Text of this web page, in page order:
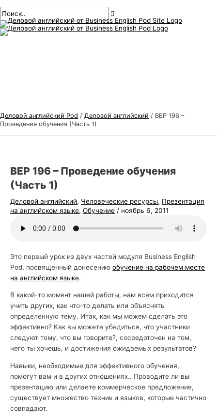
к
содержанию
меню
Деловой английский Pod / Деловой английский / BEP 196 –
Проведение обучения (Часть 1)
BEP 196 – Проведение обучения
(Часть 1)
Деловой английский, Человеческие ресурсы, Презентация
на английском языке,Обучение / ноябрь 6, 2011
Это первый урок из двух частей модуля Business English
Pod, посвященный донесениюобучение на рабочем месте
на английском языке.
В какой-то момент нашей работы, нам всем приходится
учить других, как что-то делать или объяснять
определенную тему. Итак, как мы можем сделать это
эффективно? Как вы можете убедиться, что участники
следуют тому, что вы говорите?, сосредоточен на том,
чего ты хочешь, и достижения ожидаемых результатов?
Навыки, необходимые для эффективного обучения,
помогут вам и в других отношениях.. Проводите ли вы
презентацию или делаете коммерческое предложение,
существует множество техник и языков, которые частично
совпадают.
по
публикациям
здесь..
почта*
Т
е
м
о
н
г
л
и
к
о
г
о
И
с
к